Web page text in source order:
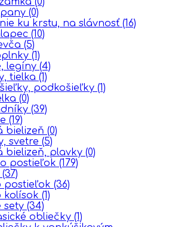
(0)
ku krstu, na slávnosť (16)
(10)
(5)
(1)
legíny (4)
tielka (1)
podkošieľky (1)
(0)
(39)
(19)
bielizeň (0)
svetre (5)
bielizeň, plavky (0)
postieľok (179)
(37)
postieľok (36)
kolísok (1)
sety (34)
obliečky (1)